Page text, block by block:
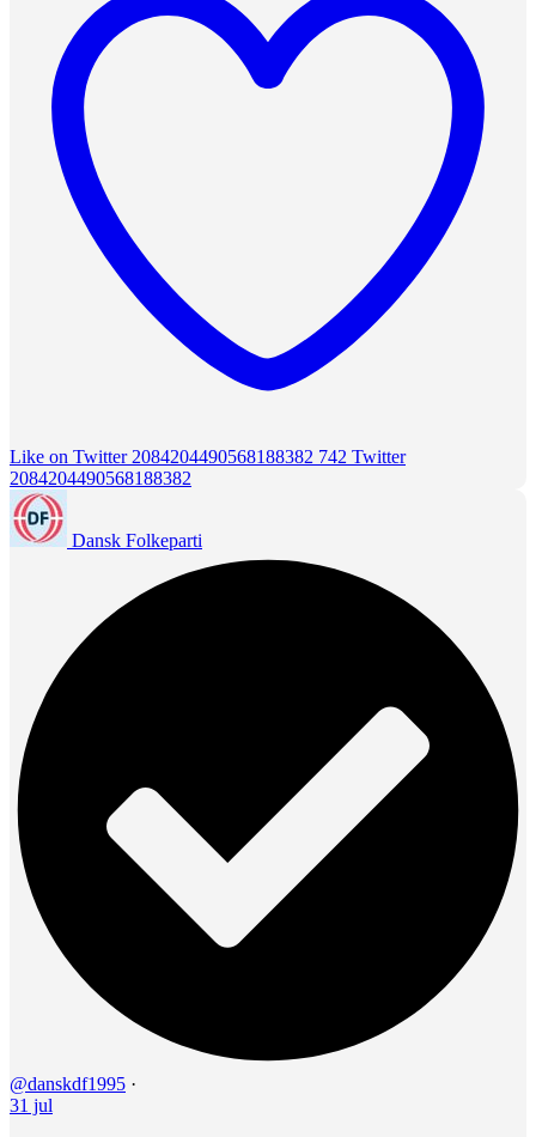
Like on Twitter 2084204490568188382 742 Twitter
2084204490568188382
Dansk Folkeparti
@danskdf1995 ·
31 jul